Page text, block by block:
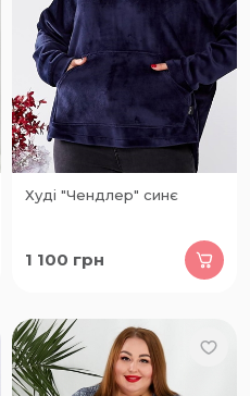
Худі "Чендлер" синє
1 100 грн